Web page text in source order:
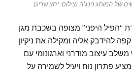
של המותג נינג'ה (צילום: יחצ שריג)
“הפיל היפני” מצופה בשכבת מגן
להידבק אליה ומקילה את ניקיון
עיצוב מודרני וארגונומי עם
פתרון נוח ויעיל לשמירה על